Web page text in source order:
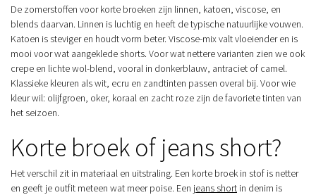
De zomerstoffen voor korte broeken zijn linnen, katoen, viscose, en
blends daarvan. Linnen is luchtig en heeft de typische natuurlijke vouwen.
Katoen is steviger en houdt vorm beter. Viscose-mix valt vloeiender en is
mooi voor wat aangeklede shorts. Voor wat nettere varianten zien we ook
crepe en lichte wol-blend, vooral in donkerblauw, antraciet of camel.
Klassieke kleuren als wit, ecru en zandtinten passen overal bij. Voor wie
kleur wil: olijfgroen, oker, koraal en zacht roze zijn de favoriete tinten van
het seizoen.
Korte broek of jeans short?
Het verschil zit in materiaal en uitstraling. Een korte broek in stof is netter
en geeft je outfit meteen wat meer poise. Een jeans short in denim is